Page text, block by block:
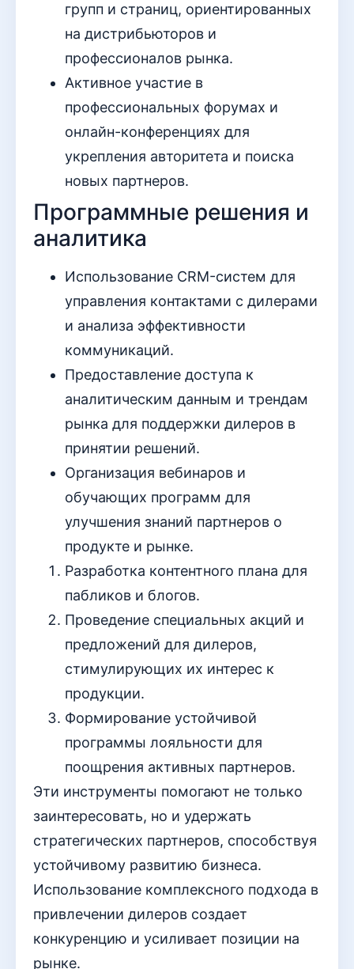
групп и страниц, ориентированных
на дистрибьюторов и
профессионалов рынка.
Активное участие в
профессиональных форумах и
онлайн-конференциях для
укрепления авторитета и поиска
новых партнеров.
Программные решения и
аналитика
Использование CRM-систем для
управления контактами с дилерами
и анализа эффективности
коммуникаций.
Предоставление доступа к
аналитическим данным и трендам
рынка для поддержки дилеров в
принятии решений.
Организация вебинаров и
обучающих программ для
улучшения знаний партнеров о
продукте и рынке.
Разработка контентного плана для
пабликов и блогов.
Проведение специальных акций и
предложений для дилеров,
стимулирующих их интерес к
продукции.
Формирование устойчивой
программы лояльности для
поощрения активных партнеров.
Эти инструменты помогают не только
заинтересовать, но и удержать
стратегических партнеров, способствуя
устойчивому развитию бизнеса.
Использование комплексного подхода в
привлечении дилеров создает
конкуренцию и усиливает позиции на
рынке.